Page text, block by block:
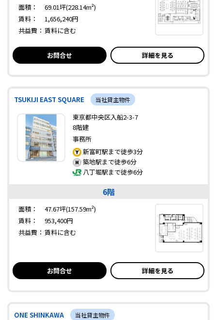
面積：
69.01坪(228.14m²)
賃料：
1,656,240円
共益費： 賃料に含む
お問合せ 詳細を見る
TSUKIJI EAST SQUARE 当社貸主物件
東京都中央区入船2-3-7
8階建
事務所
新富町駅まで徒歩3分
築地駅まで徒歩6分
八丁堀駅まで徒歩6分
6階
面積：
47.67坪(157.59m²)
賃料：
953,400円
共益費： 賃料に含む
お問合せ 詳細を見る
ONE SHINKAWA 当社貸主物件